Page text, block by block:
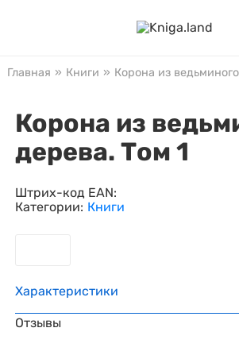
Главная » Книги » Корона из
Корона из
дерева. Том 1
Штрих-код EAN:
Категории: Книги
Характеристики
Отзывы